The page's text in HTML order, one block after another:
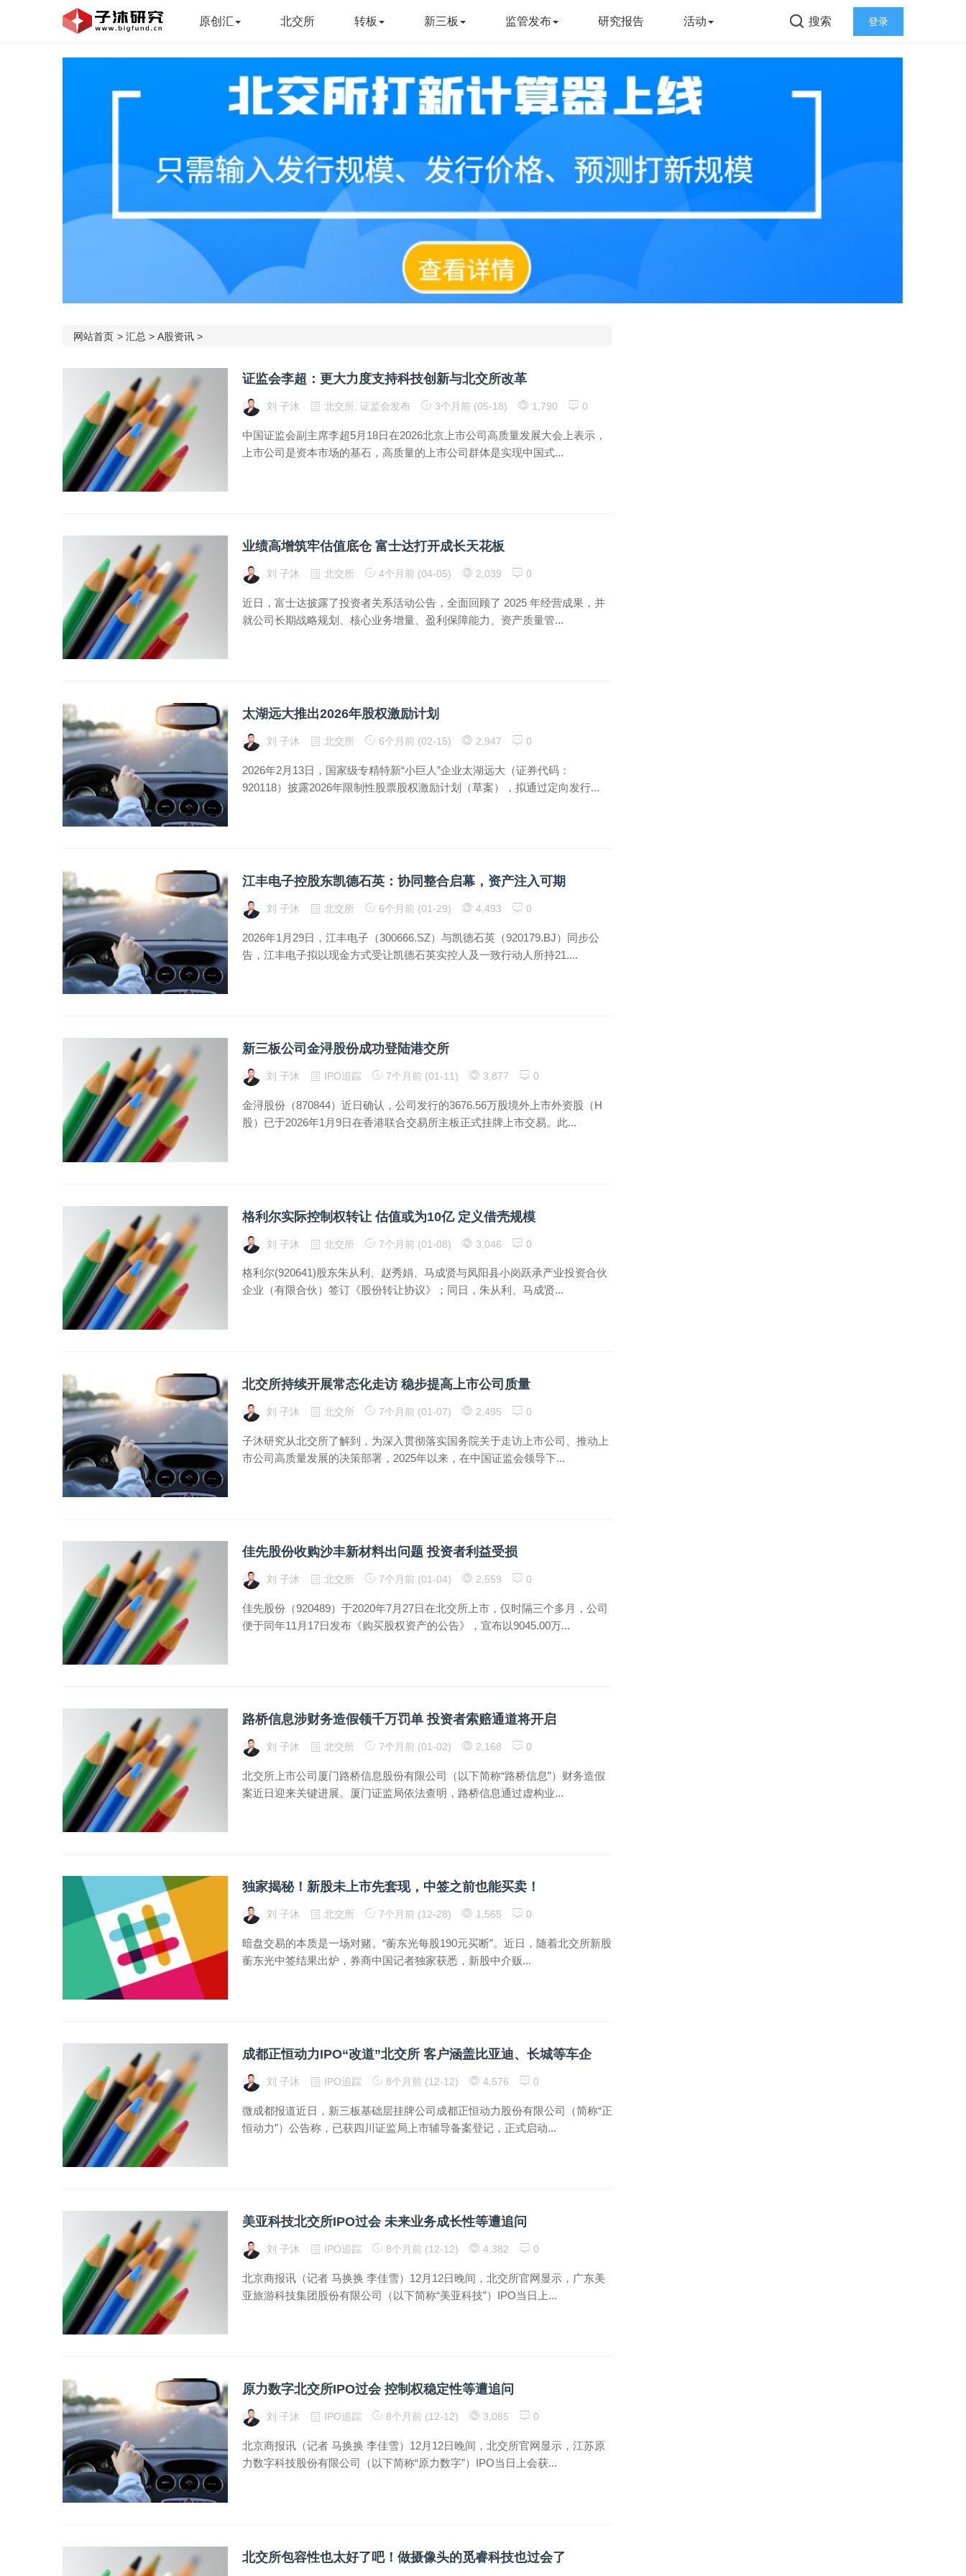
原创汇 北交所 转板 新三板 监管发布 研究报告 活动 搜索 登录
网站首页 > 汇总 > A股资讯 >
证监会李超：更大力度支持科技创新与北交所改革
刘 子沐 北交所 证监会发布 3个月前 (05-18) 1,790 0
中国证监会副主席李超5月18日在2026北京上市公司高质量发展大会上表示，
上市公司是资本市场的基石，高质量的上市公司群体是实现中国式...
业绩高增筑牢估值底仓 富士达打开成长天花板
刘 子沐 北交所 4个月前 (04-05) 2,039 0
近日，富士达披露了投资者关系活动公告，全面回顾了 2025 年经营成果，并
就公司长期战略规划、核心业务增量、盈利保障能力、资产质量管...
太湖远大推出2026年股权激励计划
刘 子沐 北交所 6个月前 (02-15) 2,947 0
2026年2月13日，国家级专精特新“小巨人”企业太湖远大（证券代码：
920118）披露2026年限制性股票股权激励计划（草案），拟通过定向发行...
江丰电子控股东凯德石英：协同整合启幕，资产注入可期
刘 子沐 北交所 6个月前 (01-29) 4,493 0
2026年1月29日，江丰电子（300666.SZ）与凯德石英（920179.BJ）同步公
告，江丰电子拟以现金方式受让凯德石英实控人及一致行动人所持21....
新三板公司金浔股份成功登陆港交所
刘 子沐 IPO追踪 7个月前 (01-11) 3,877 0
金浔股份（870844）近日确认，公司发行的3676.56万股境外上市外资股（H
股）已于2026年1月9日在香港联合交易所主板正式挂牌上市交易。此...
格利尔实际控制权转让 估值或为10亿 定义借壳规模
刘 子沐 北交所 7个月前 (01-08) 3,046 0
格利尔(920641)股东朱从利、赵秀娟、马成贤与凤阳县小岗跃承产业投资合伙
企业（有限合伙）签订《股份转让协议》；同日，朱从利、马成贤...
北交所持续开展常态化走访 稳步提高上市公司质量
刘 子沐 北交所 7个月前 (01-07) 2,495 0
子沐研究从北交所了解到，为深入贯彻落实国务院关于走访上市公司、推动上
市公司高质量发展的决策部署，2025年以来，在中国证监会领导下...
佳先股份收购沙丰新材料出问题 投资者利益受损
刘 子沐 北交所 7个月前 (01-04) 2,559 0
佳先股份（920489）于2020年7月27日在北交所上市，仅时隔三个多月，公司
便于同年11月17日发布《购买股权资产的公告》，宣布以9045.00万...
路桥信息涉财务造假领千万罚单 投资者索赔通道将开启
刘 子沐 北交所 7个月前 (01-02) 2,168 0
北交所上市公司厦门路桥信息股份有限公司（以下简称“路桥信息”）财务造假
案近日迎来关键进展。厦门证监局依法查明，路桥信息通过虚构业...
独家揭秘！新股未上市先套现，中签之前也能买卖！
刘 子沐 北交所 7个月前 (12-28) 1,565 0
暗盘交易的本质是一场对赌。“蘅东光每股190元买断”。近日，随着北交所新股
蘅东光中签结果出炉，券商中国记者独家获悉，新股中介贩...
成都正恒动力IPO“改道”北交所 客户涵盖比亚迪、长城等车企
刘 子沐 IPO追踪 8个月前 (12-12) 4,576 0
微成都报道近日，新三板基础层挂牌公司成都正恒动力股份有限公司（简称“正
恒动力”）公告称，已获四川证监局上市辅导备案登记，正式启动...
美亚科技北交所IPO过会 未来业务成长性等遭追问
刘 子沐 IPO追踪 8个月前 (12-12) 4,382 0
北京商报讯（记者 马换换 李佳雪）12月12日晚间，北交所官网显示，广东美
亚旅游科技集团股份有限公司（以下简称“美亚科技”）IPO当日上...
原力数字北交所IPO过会 控制权稳定性等遭追问
刘 子沐 IPO追踪 8个月前 (12-12) 3,085 0
北京商报讯（记者 马换换 李佳雪）12月12日晚间，北交所官网显示，江苏原
力数字科技股份有限公司（以下简称“原力数字”）IPO当日上会获...
北交所包容性也太好了吧！做摄像头的觅睿科技也过会了